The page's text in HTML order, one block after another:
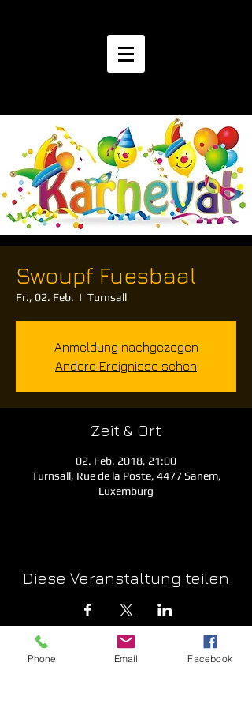
Swoupf Fuesbaal
Fr., 02. Feb.
  |
Turnsall
Anmeldung nachgezogen
Andere Ereignisse sehen
Zeit & Ort
02. Feb. 2018, 21:00
Turnsall, Rue de la Poste, 4477 Sanem,
Luxemburg
Diese Veranstaltung teilen
Phone Email Facebook